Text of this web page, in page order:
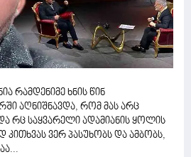
რამდენიმე ხნის წინ
აღნიშნავდა, რომ მას არც
რც საყვარელი ადამიანის ყოლის
კითხვას ვერ პასუხობს და ამბობს,